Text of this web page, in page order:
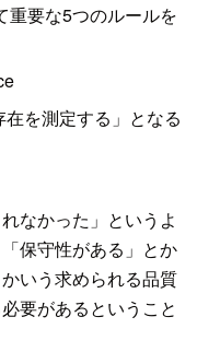
重要な5つのルールを
を測定する」となる
なかった」というよ
保守性がある」とか
いう求められる品質
要があるということ